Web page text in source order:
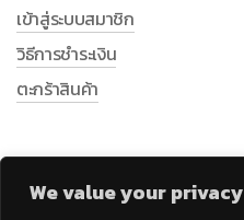
We value your privacy
เข้าสู่ระบบสมาชิก
วิธีการชำระเงิน
ตะกร้าสินค้า